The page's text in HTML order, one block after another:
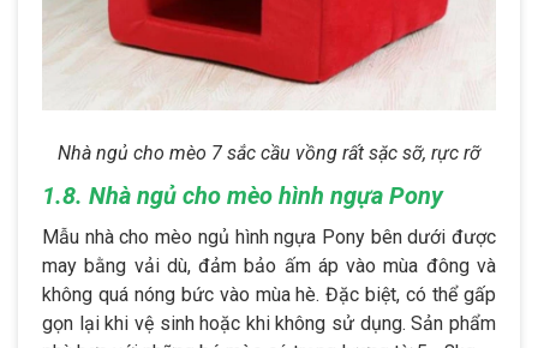
Nhà ngủ cho mèo 7 sắc cầu vồng rất sặc sỡ, rực rỡ
1.8. Nhà ngủ cho mèo hình ngựa Pony
Mẫu nhà cho mèo ngủ hình ngựa Pony bên dưới được
may bằng vải dù, đảm bảo ấm áp vào mùa đông và
không quá nóng bức vào mùa hè. Đặc biệt, có thể gấp
gọn lại khi vệ sinh hoặc khi không sử dụng. Sản phẩm